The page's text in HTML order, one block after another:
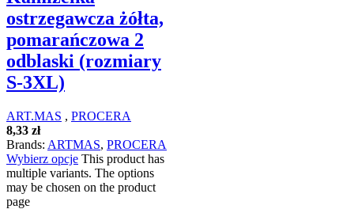
ostrzegawcza żółta,
pomarańczowa 2
odblaski (rozmiary
S-3XL)
ART.MAS , PROCERA
8,33 zł
Brands: ARTMAS, PROCERA
Wybierz opcje This product has
multiple variants. The options
may be chosen on the product
page